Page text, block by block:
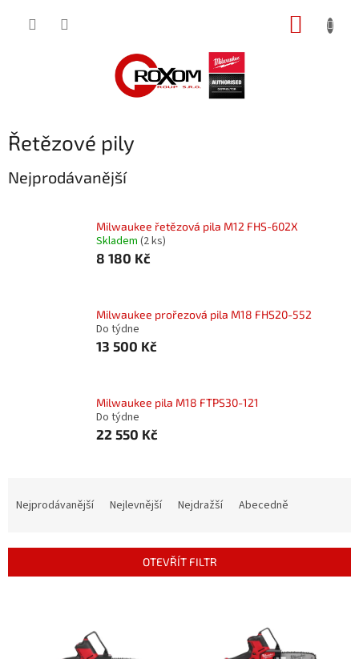
Řetězové pily
Nejprodávanější
Milwaukee řetězová pila M12 FHS-602X
Skladem (2 ks)
8 180 Kč
Milwaukee prořezová pila M18 FHS20-552
Do týdne
13 500 Kč
Milwaukee pila M18 FTPS30-121
Do týdne
22 550 Kč
í
Nejprodávanější Nejlevnější Nejdražší Abecedně
OTEVŘÍT FILTR